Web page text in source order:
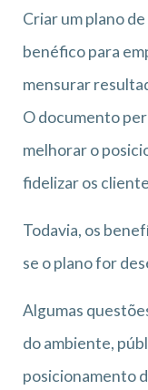
Criar um plano
benéfico para
mensurar
O documento
melhorar o
fidelizar os
Todavia, os
se o plano for
Algumas
do ambiente,
posicionamento